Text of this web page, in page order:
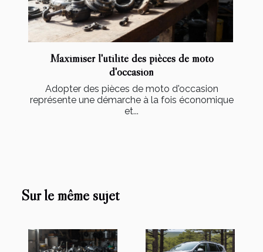
Maximiser l'utilité des pièces de moto
d'occasion
Adopter des pièces de moto d'occasion
représente une démarche à la fois économique
et...
Sur le même sujet